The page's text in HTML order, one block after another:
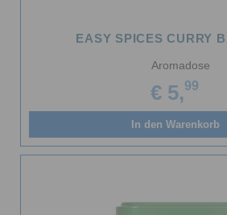
EASY SPICES CURRY
Aromadose
€ 5,99
In den Warenkorb